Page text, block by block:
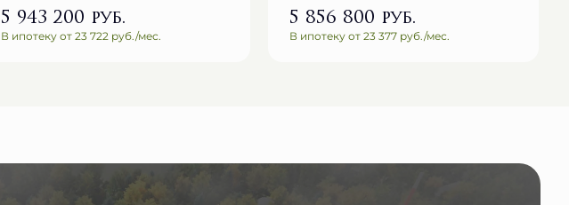
5 943 200 руб.
В ипотеку от 23 722 руб./мес.
5 856 800 руб.
В ипотеку от 23 377 руб./мес.